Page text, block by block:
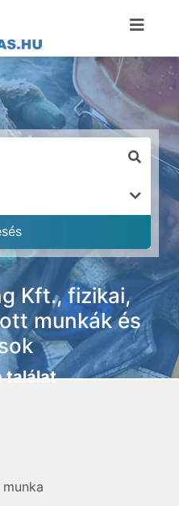
Kft., fizikai,
munkák és
találat